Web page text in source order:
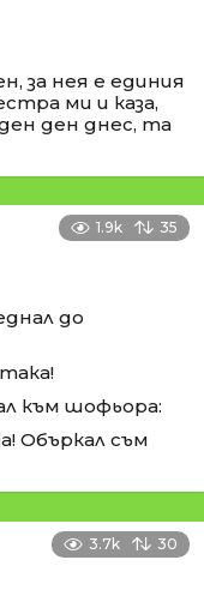
за нея е единия
ми и каза,
ден днес, та
1.9k 35
до
към шофьора:
Объркал съм
3.7k 30